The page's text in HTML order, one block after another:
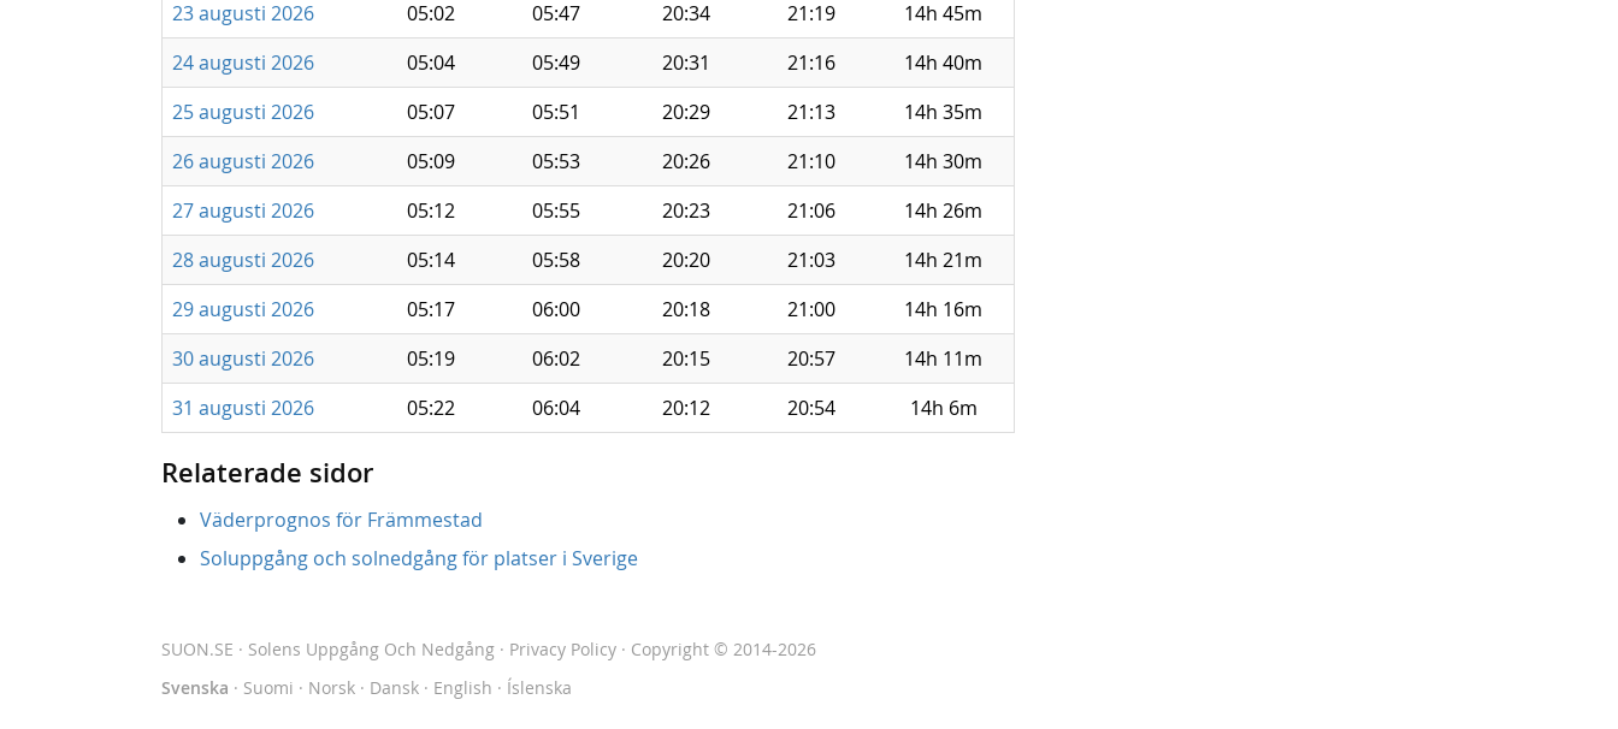
23 augusti 2026
05:02 05:47 20:34 21:19
14h 45m
24 augusti 2026
05:04 05:49 20:31 21:16
14h 40m
25 augusti 2026
05:07 05:51 20:29 21:13
14h 35m
26 augusti 2026
05:09 05:53 20:26 21:10
14h 30m
27 augusti 2026
05:12 05:55 20:23 21:06
14h 26m
28 augusti 2026
05:14 05:58 20:20 21:03
14h 21m
29 augusti 2026
05:17 06:00 20:18 21:00
14h 16m
30 augusti 2026
05:19 06:02 20:15 20:57
14h 11m
31 augusti 2026
05:22 06:04 20:12 20:54 14h 6m
Relaterade sidor
Väderprognos för Främmestad
Soluppgång och solnedgång för platser i Sverige
SUON.SE · Solens Uppgång Och Nedgång · Privacy Policy · Copyright © 2014-2026
Svenska · Suomi · Norsk · Dansk · English · Íslenska